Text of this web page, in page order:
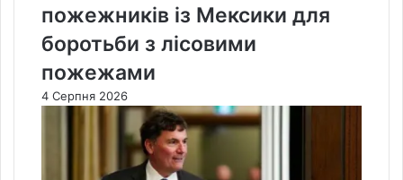
пожежників із Мексики для
боротьби з лісовими
пожежами
4 Серпня 2026